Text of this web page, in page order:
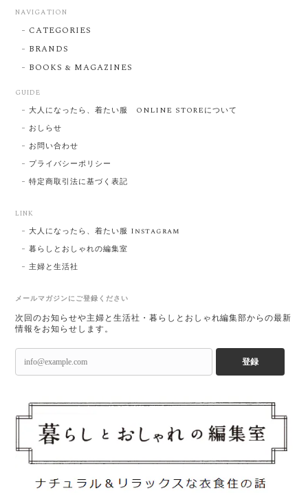
NAVIGATION
CATEGORIES
BRANDS
BOOKS & MAGAZINES
GUIDE
大人になったら、着たい服 ONLINE STOREについて
おしらせ
お問い合わせ
プライバシーポリシー
特定商取引法に基づく表記
LINK
大人になったら、着たい服 Instagram
暮らしとおしゃれの編集室
主婦と生活社
メールマガジンにご登録ください
次回のお知らせや主婦と生活社・暮らしとおしゃれ編集部からの最新
情報をお知らせします。
登録